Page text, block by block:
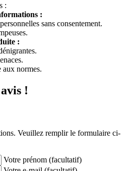
:
:
sans consentement.
:
normes.
!
Veuillez remplir le formulaire ci-
Votre prénom (facultatif)